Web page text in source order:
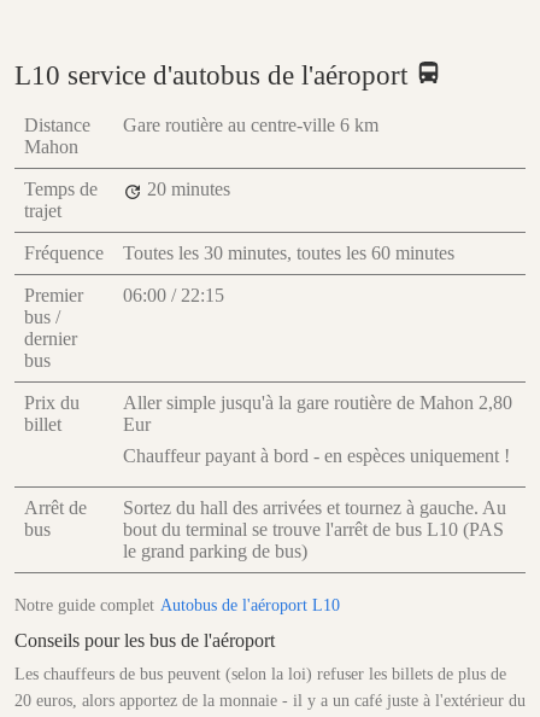
L10 service d'autobus de l'aéroport
Distance
Mahon
Gare routière au centre-ville 6 km
Temps de
trajet
20 minutes
Fréquence Toutes les 30 minutes, toutes les 60 minutes
Premier
bus /
dernier
bus
06:00 / 22:15
Prix du
billet
Aller simple jusqu'à la gare routière de Mahon 2,80
Eur
Chauffeur payant à bord - en espèces uniquement !
Arrêt de
bus
Sortez du hall des arrivées et tournez à gauche. Au
bout du terminal se trouve l'arrêt de bus L10 (PAS
le grand parking de bus)
Notre guide complet Autobus de l'aéroport L10
Conseils pour les bus de l'aéroport
Les chauffeurs de bus peuvent (selon la loi) refuser les billets de plus de
20 euros, alors apportez de la monnaie - il y a un café juste à l'extérieur du